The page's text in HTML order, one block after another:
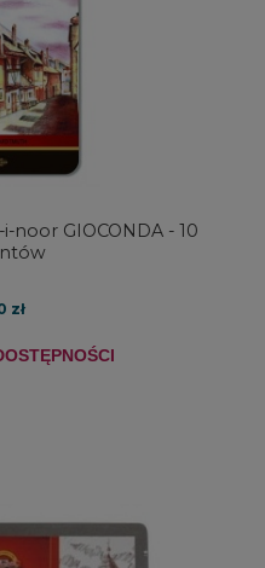
noor GIOCONDA - 10
zł